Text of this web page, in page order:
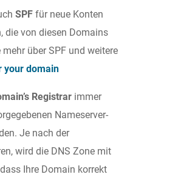
SPF für neue Konten
die von diesen Domains
über SPF und weitere
your domain
Registrar immer
Nameserver-
Je nach der
wird die DNS Zone mit
Ihre Domain korrekt